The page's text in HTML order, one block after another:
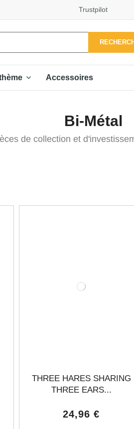
Trustpilot
Accessoires
Bi-Métal
de collection et
THREE HARES SHARING
THREE EARS...
24,96 €